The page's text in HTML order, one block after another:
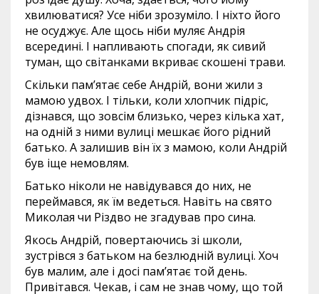
хвилюватися? Усе ніби зрозуміло. І ніхто його
не осуджує. Але щось ніби муляє Андрія
всередині. І напливають спогади, як сивий
туман, що світанками вкриває скошені трави.
Скільки пам’ятає себе Андрій, вони жили з
мамою удвох. І тільки, коли хлопчик підріс,
дізнався, що зовсім близько, через кілька хат,
на одній з ними вулиці мешкає його рідний
батько. А залишив він їх з мамою, коли Андрій
був іще немовлям.
Батько ніколи не навідувався до них, не
переймався, як їм ведеться. Навіть на свято
Миколая чи Різдво не згадував про сина.
Якось Андрій, повертаючись зі школи,
зустрівся з батьком на безлюдній вулиці. Хоч
був малим, але і досі пам’ятає той день.
Привітався. Чекав, і сам не знав чому, що той